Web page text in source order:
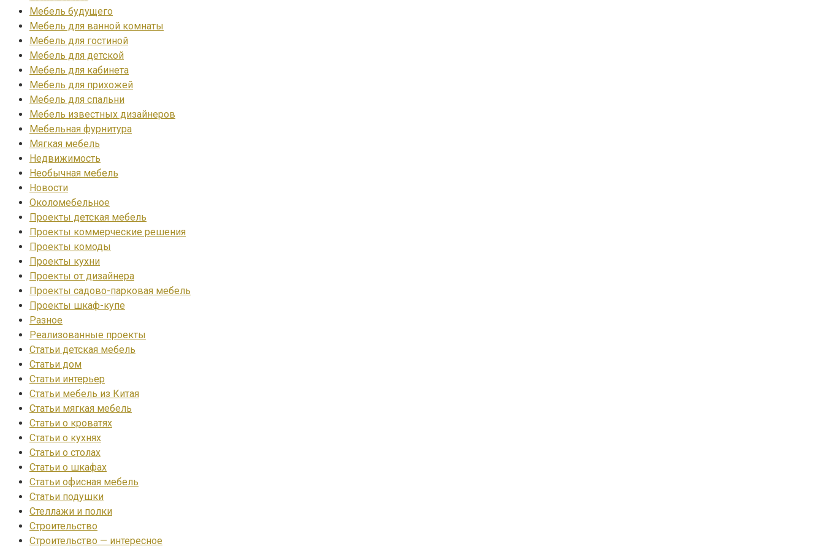
Мебель будущего
Мебель для ванной комнаты
Мебель для гостиной
Мебель для детской
Мебель для кабинета
Мебель для прихожей
Мебель для спальни
Мебель известных дизайнеров
Мебельная фурнитура
Мягкая мебель
Недвижимость
Необычная мебель
Новости
Околомебельное
Проекты детская мебель
Проекты коммерческие решения
Проекты комоды
Проекты кухни
Проекты от дизайнера
Проекты садово-парковая мебель
Проекты шкаф-купе
Разное
Реализованные проекты
Статьи детская мебель
Статьи дом
Статьи интерьер
Статьи мебель из Китая
Статьи мягкая мебель
Статьи о кроватях
Статьи о кухнях
Статьи о столах
Статьи о шкафах
Статьи офисная мебель
Статьи подушки
Стеллажи и полки
Строительство
Строительство — интересное